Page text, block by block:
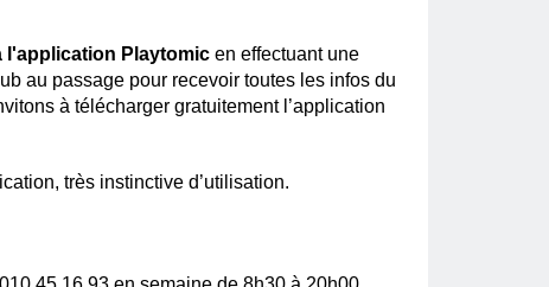
l'application Playtomicen effectuant une
au passage pour recevoir toutes les infos du
à télécharger gratuitement l’application
très instinctive d’utilisation.